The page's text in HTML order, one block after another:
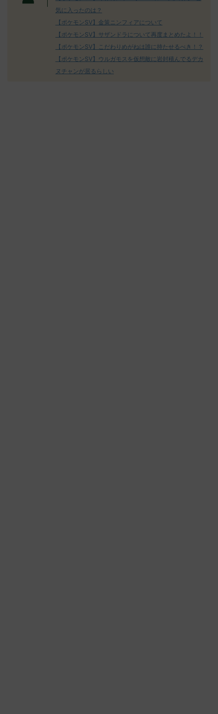
気に入ったのは？
【ポケモンSV】金策ニンフィアについて
【ポケモンSV】サザンドラについて再度まとめたよ！！
【ポケモンSV】こだわりめがねは誰に持たせるべき！？
【ポケモンSV】ウルガモスを仮想敵に岩封積んでるデカ
ヌチャンが居るらしい